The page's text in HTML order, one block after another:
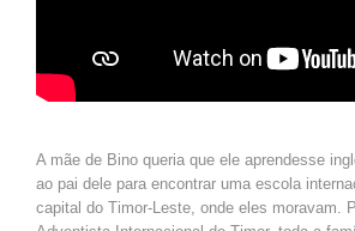
A mãe de Bino queria que ele aprendesse
ao pai dele para encontrar uma escola
capital do Timor-Leste, onde eles moravam.